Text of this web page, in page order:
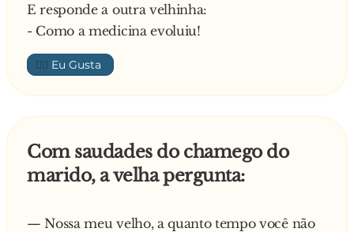
pergunta:
- O seu marido diz ter um problema um pouco
estranho. Ele disse-me que sente muito frio
depois de fazer s**... a primeira vez e que sente
muito calor depois da segunda. A senhora tem
ideia do porquê?
- Oh, aquele velho maluco! É porque a primeira
é em Janeiro e a segunda em Julho
E responde a outra velhinha:
- Como a medicina evoluiu!
👍🏼
Com saudades do chamego do
marido, a velha pergunta:
— Nossa meu velho, a quanto tempo você não